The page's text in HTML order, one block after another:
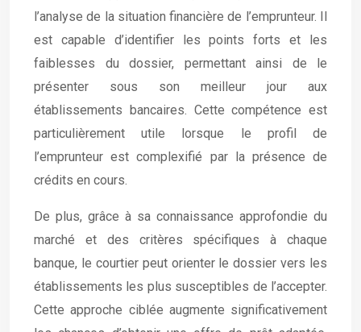
l’analyse de la situation financière de l’emprunteur. Il
est capable d’identifier les points forts et les
faiblesses du dossier, permettant ainsi de le
présenter sous son meilleur jour aux
établissements bancaires. Cette compétence est
particulièrement utile lorsque le profil de
l’emprunteur est complexifié par la présence de
crédits en cours.
De plus, grâce à sa connaissance approfondie du
marché et des critères spécifiques à chaque
banque, le courtier peut orienter le dossier vers les
établissements les plus susceptibles de l’accepter.
Cette approche ciblée augmente significativement